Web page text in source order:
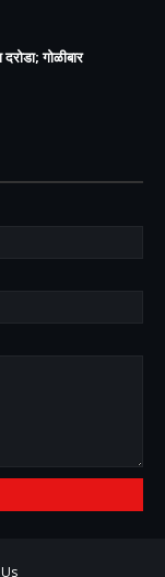
गोळीबार